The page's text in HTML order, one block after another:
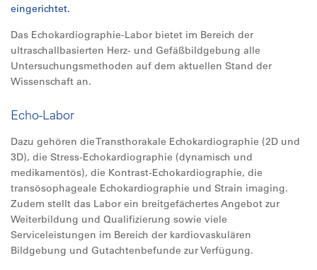
eingerichtet.
Das Echokardiographie-Labor bietet im Bereich der
ultraschallbasierten Herz- und Gefäßbildgebung alle
Untersuchungsmethoden auf dem aktuellen Stand der
Wissenschaft an.
Echo-Labor
Dazu gehören die Transthorakale Echokardiographie (2D und
3D), die Stress-Echokardiographie (dynamisch und
medikamentös), die Kontrast-Echokardiographie, die
transösophageale Echokardiographie und Strain imaging.
Zudem stellt das Labor ein breitgefächertes Angebot zur
Weiterbildung und Qualifizierung sowie viele
Serviceleistungen im Bereich der kardiovaskulären
Bildgebung und Gutachtenbefunde zur Verfügung.